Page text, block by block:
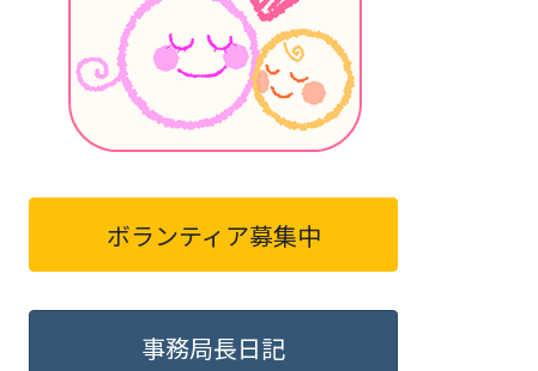
ボランティア募集中
事務局長日記